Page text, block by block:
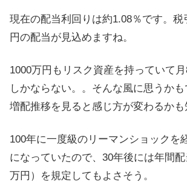
現在の配当利回りは約1.08％です。税
円の配当が見込めますね。
1000万円もリスク資産を持っていて
しかならない。。そんな風に思うか
増配推移を見ると感じ方が変わるかも
100年に一度級のリーマンショックを
になっていたので、30年後には年間
万円）を規定してもよさそう。